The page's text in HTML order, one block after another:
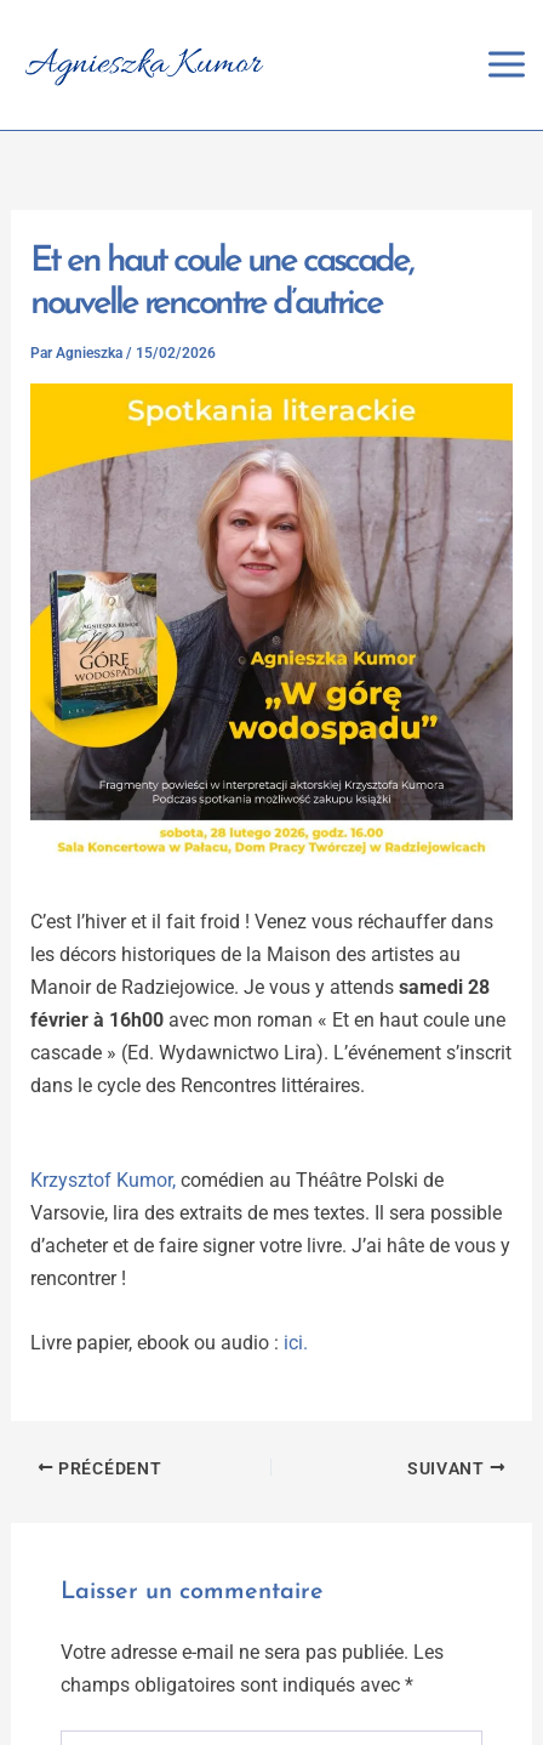
contenu
Et en haut coule une cascade,
nouvelle rencontre d’autrice
ParAgnieszka/ 15/02/2026
C’est l’hiver et il fait froid ! Venez vous réchauffer dans
les décors historiques de la Maison des artistes au
Manoir de Radziejowice. Je vous y attends samedi 28
février à 16h00 avec mon roman « Et en haut coule une
cascade » (Ed. Wydawnictwo Lira). L’événement s’inscrit
dans le cycle des Rencontres littéraires.
Krzysztof Kumor, comédien au Théâtre Polski de
Varsovie, lira des extraits de mes textes. Il sera possible
d’acheter et de faire signer votre livre. J’ai hâte de vous y
rencontrer !
Livre papier, ebook ou audio : ici.
PRÉCÉDENT SUIVANT
Laisser un commentaire
Votre adresse e-mail ne sera pas publiée. Les
champs obligatoires sont indiqués avec *